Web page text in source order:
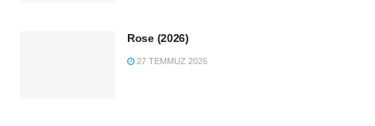
Rose (2026)
27 TEMMUZ 2026